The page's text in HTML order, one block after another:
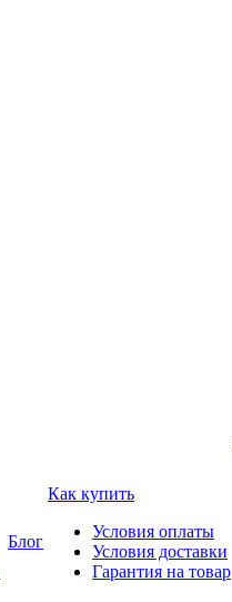
Блог
Как купить
Условия оплаты
Условия доставки
Гарантия на товар